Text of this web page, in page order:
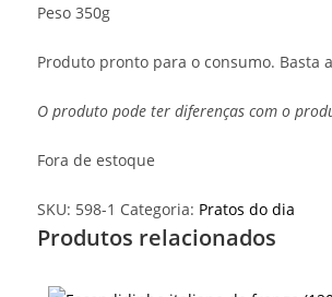
Peso 350g
Produto pronto para o consumo.
O produto pode ter diferenças com o
Fora de estoque
SKU: 598-1 Categoria: Pratos do dia
Produtos relacionados